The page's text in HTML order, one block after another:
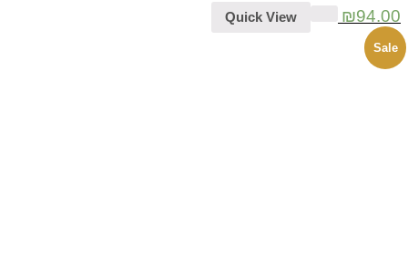
₪94.00
Quick View
Sale